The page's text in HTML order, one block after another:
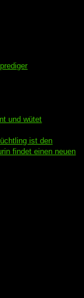
und wütet
ist den
findet einen neuen